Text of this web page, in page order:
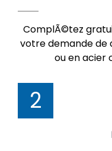
ComplÃ©tez
votre demande de
ou en acier
2